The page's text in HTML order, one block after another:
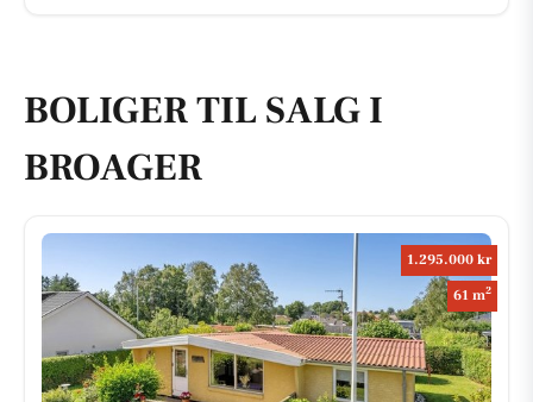
BOLIGER TIL SALG I
BROAGER
1.295.000 kr
61 m2